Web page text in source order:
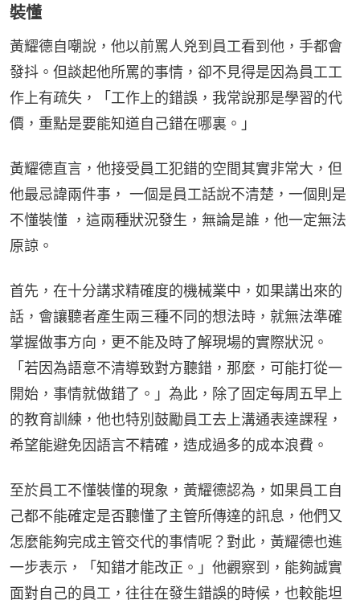
裝懂
黃耀德自嘲說，他以前罵人兇到員工看到他，手都會
發抖。但談起他所罵的事情，卻不見得是因為員工工
作上有疏失，「工作上的錯誤，我常說那是學習的代
價，重點是要能知道自己錯在哪裏。」
黃耀德直言，他接受員工犯錯的空間其實非常大，但
他最忌諱兩件事， 一個是員工話說不清楚，一個則是
不懂裝懂 ，這兩種狀況發生，無論是誰，他一定無法
原諒。
首先，在十分講求精確度的機械業中，如果講出來的
話，會讓聽者產生兩三種不同的想法時，就無法準確
掌握做事方向，更不能及時了解現場的實際狀況。
「若因為語意不清導致對方聽錯，那麼，可能打從一
開始，事情就做錯了。」為此，除了固定每周五早上
的教育訓練，他也特別鼓勵員工去上溝通表達課程，
希望能避免因語言不精確，造成過多的成本浪費。
至於員工不懂裝懂的現象，黃耀德認為，如果員工自
己都不能確定是否聽懂了主管所傳達的訊息，他們又
怎麼能夠完成主管交代的事情呢？對此，黃耀德也進
一步表示，「知錯才能改正。」他觀察到，能夠誠實
面對自己的員工，往往在發生錯誤的時候，也較能坦